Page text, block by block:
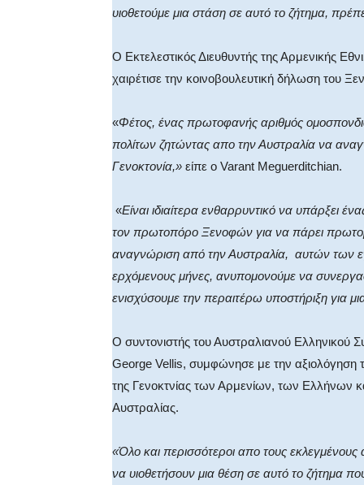
υιοθετούμε μια στάση σε αυτό το ζήτημα,
Ο Εκτελεστικός Διευθυντής της Αρμενικής
χαιρέτισε την κοινοβουλευτική δήλωση του
«Φέτος, ένας πρωτοφανής αριθμός
πολίτων ζητώντας απο την Αυστραλία να
Γενοκτoνία,» είπε ο Varant Meguerditchian.
«Είναι ιδιαίτερα ενθαρρυντικό να υπάρξει
τον πρωτοπόρο Ξενοφών για να πάρει
αναγνώριση από την Αυστραλία, αυτών των
ερχόμενους μήνες, ανυπομονούμε να
ενισχύσουμε την περαιτέρω υποστήριξη για
Ο συντονιστής του Αυστραλιανού Ελληνικού
George Vellis, συμφώνησε με την αξιολόγηση
της Γενοκτνίας των Αρμενίων, των Ελλήνων
Αυστραλίας.
«Όλο και περισσότεροι απο τους
να υιοθετήσουν μια θέση σε αυτό το ζήτημα